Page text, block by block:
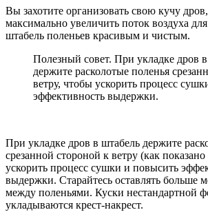
Вы захотите организовать свою кучу
максимально увеличить поток воздуха
штабель поленьев красивым и чистым.
Полезный совет. При укладке дров
держите расколотые поленья
ветру, чтобы ускорить процесс
эффективность выдержки.
При укладке дров в штабель держите
срезанной стороной к ветру (как
ускорить процесс сушки и повысить
выдержки. Старайтесь оставлять больше
между поленьями. Куски нестандартной
укладываются крест-накрест.